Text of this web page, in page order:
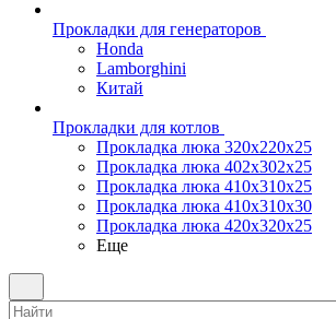
Прокладки для генераторов
Honda
Lamborghini
Китай
Прокладки для котлов
Прокладка люка 320x220x25
Прокладка люка 402x302x25
Прокладка люка 410x310x25
Прокладка люка 410х310х30
Прокладка люка 420x320x25
Еще